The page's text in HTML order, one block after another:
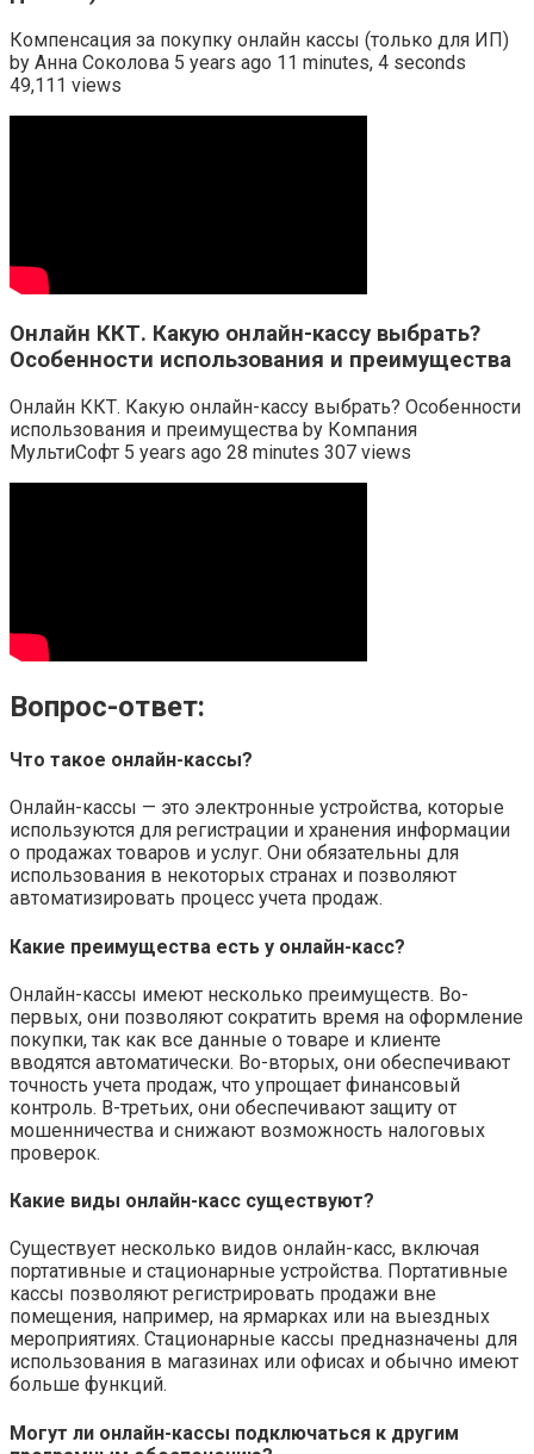
Компенсация за покупку онлайн кассы (только для ИП)
by Анна Соколова 5 years ago 11 minutes, 4 seconds
49,111 views
Онлайн ККТ. Какую онлайн-кассу выбрать?
Особенности использования и преимущества
Онлайн ККТ. Какую онлайн-кассу выбрать? Особенности
использования и преимущества by Компания
МультиСофт 5 years ago 28 minutes 307 views
Вопрос-ответ:
Что такое онлайн-кассы?
Онлайн-кассы — это электронные устройства, которые
используются для регистрации и хранения информации
о продажах товаров и услуг. Они обязательны для
использования в некоторых странах и позволяют
автоматизировать процесс учета продаж.
Какие преимущества есть у онлайн-касс?
Онлайн-кассы имеют несколько преимуществ. Во-
первых, они позволяют сократить время на оформление
покупки, так как все данные о товаре и клиенте
вводятся автоматически. Во-вторых, они обеспечивают
точность учета продаж, что упрощает финансовый
контроль. В-третьих, они обеспечивают защиту от
мошенничества и снижают возможность налоговых
проверок.
Какие виды онлайн-касс существуют?
Существует несколько видов онлайн-касс, включая
портативные и стационарные устройства. Портативные
кассы позволяют регистрировать продажи вне
помещения, например, на ярмарках или на выездных
мероприятиях. Стационарные кассы предназначены для
использования в магазинах или офисах и обычно имеют
больше функций.
Могут ли онлайн-кассы подключаться к другим